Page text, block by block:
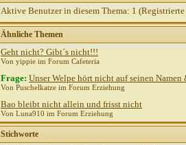
Aktive Benutzer in diesem Thema: 1
Ähnliche Themen
Geht nicht? Gibt´s nicht!!!
Von yippie im Forum Cafeteria
Frage: Unser Welpe hört nicht auf seinen
Von Puschelkatze im Forum Erziehung
Bao bleibt nicht allein und frisst nicht
Von Luna910 im Forum Erziehung
Stichworte